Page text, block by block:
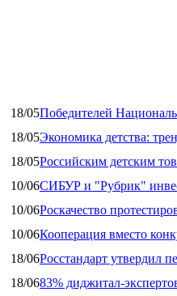
18/05Победителей
18/05Экономика детства:
18/05Российским детским
10/06СИБУР и "Рубрик"
10/06Роскачество
10/06Кооперация вместо
18/06Росстандарт утвердил
18/0683%